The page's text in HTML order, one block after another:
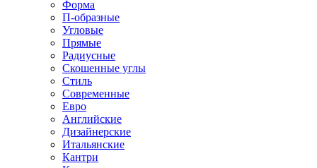
Форма
П-образные
Угловые
Прямые
Радиусные
Скошенные углы
Стиль
Современные
Евро
Английские
Дизайнерские
Итальянские
Кантри